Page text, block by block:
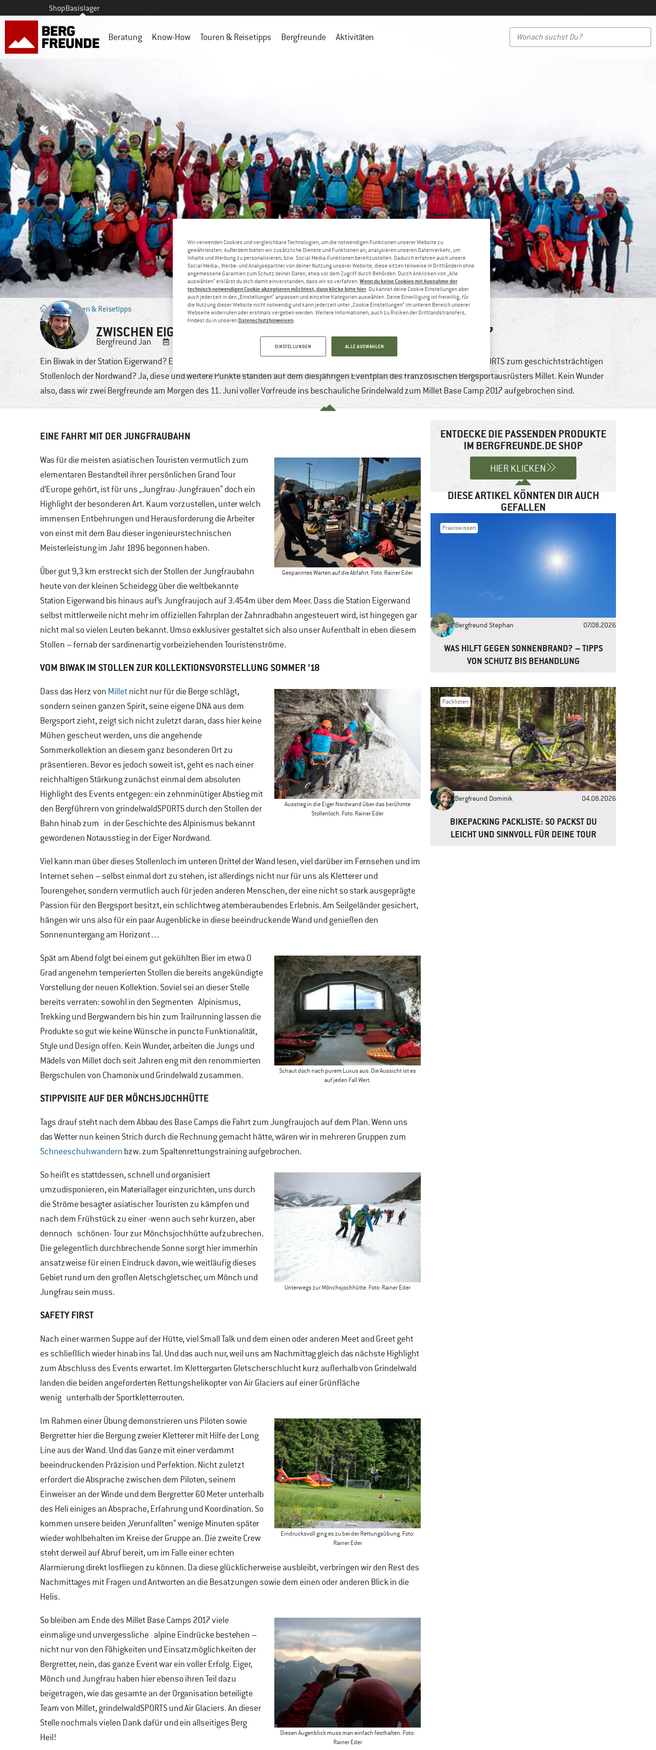
ShopBasislager
Beratung Know-How Touren & Reisetipps Bergfreunde Aktivitäten
Blog/Touren & Reisetipps
ZWISCHEN EIGER, MÖNCH UND JUNGFRAU – DAS MILLET BASE CAMP 2017
BergfreundJan
Bergsteigen & Hochtouren
Ein Biwak in der Station Eigerwand? Eine Kollektionsvorstellung im Herzen des Eiger? Mit den Bergführern von grindelwaldSPORTS zum geschichtsträchtigen
Stollenloch der Nordwand? Ja, diese und weitere Punkte standen auf dem diesjährigen Eventplan des französischen Bergsportausrüsters Millet. Kein Wunder
also, dass wir zwei Bergfreunde am Morgen des 11. Juni voller Vorfreude ins beschauliche Grindelwald zum Millet Base Camp 2017 aufgebrochen sind.
EINE FAHRT MIT DER JUNGFRAUBAHN
Gespanntes Warten auf die Abfahrt. Foto: Rainer Eder
Was für die meisten asiatischen Touristen vermutlich zum
elementaren Bestandteil ihrer persönlichen Grand Tour
d’Europe gehört, ist für uns „Jungfrau-Jungfrauen“ doch ein
Highlight der besonderen Art. Kaum vorzustellen, unter welch
immensen Entbehrungen und Herausforderung die Arbeiter
von einst mit dem Bau dieser ingenieurstechnischen
Meisterleistung im Jahr 1896 begonnen haben.
Über gut 9,3 km erstreckt sich der Stollen der Jungfraubahn
heute von der kleinen Scheidegg über die weltbekannte
Station Eigerwand bis hinaus auf’s Jungfraujoch auf 3.454m über dem Meer. Dass die Station Eigerwand
selbst mittlerweile nicht mehr im offiziellen Fahrplan der Zahnradbahn angesteuert wird, ist hingegen gar
nicht mal so vielen Leuten bekannt. Umso exklusiver gestaltet sich also unser Aufenthalt in eben diesem
Stollen – fernab der sardinenartig vorbeiziehenden Touristenströme.
VOM BIWAK IM STOLLEN ZUR KOLLEKTIONSVORSTELLUNG SOMMER ’18
Ausstieg in die Eiger Nordwand über das berühmte
Stollenloch. Foto: Rainer Eder
Dass das Herz von Millet nicht nur für die Berge schlägt,
sondern seinen ganzen Spirit, seine eigene DNA aus dem
Bergsport zieht, zeigt sich nicht zuletzt daran, dass hier keine
Mühen gescheut werden, uns die angehende
Sommerkollektion an diesem ganz besonderen Ort zu
präsentieren. Bevor es jedoch soweit ist, geht es nach einer
reichhaltigen Stärkung zunächst einmal dem absoluten
Highlight des Events entgegen: ein zehnminütiger Abstieg mit
den Bergführern von grindelwaldSPORTS durch den Stollen der
Bahn hinab zum in der Geschichte des Alpinismus bekannt
gewordenen Notausstieg in der Eiger Nordwand.
Viel kann man über dieses Stollenloch im unteren Drittel der Wand lesen, viel darüber im Fernsehen und im
Internet sehen – selbst einmal dort zu stehen, ist allerdings nicht nur für uns als Kletterer und
Tourengeher, sondern vermutlich auch für jeden anderen Menschen, der eine nicht so stark ausgeprägte
Passion für den Bergsport besitzt, ein schlichtweg atemberaubendes Erlebnis. Am Seilgeländer gesichert,
hängen wir uns also für ein paar Augenblicke in diese beeindruckende Wand und genießen den
Sonnenuntergang am Horizont…
Schaut doch nach purem Luxus aus. Die Aussicht ist es
auf jeden Fall Wert.
Spät am Abend folgt bei einem gut gekühlten Bier im etwa 0
Grad angenehm temperierten Stollen die bereits angekündigte
Vorstellung der neuen Kollektion. Soviel sei an dieser Stelle
bereits verraten: sowohl in den Segmenten Alpinismus,
Trekking und Bergwandern bis hin zum Trailrunning lassen die
Produkte so gut wie keine Wünsche in puncto Funktionalität,
Style und Design offen. Kein Wunder, arbeiten die Jungs und
Mädels von Millet doch seit Jahren eng mit den renommierten
Bergschulen von Chamonix und Grindelwald zusammen.
STIPPVISITE AUF DER MÖNCHSJOCHHÜTTE
Tags drauf steht nach dem Abbau des Base Camps die Fahrt zum Jungfraujoch auf dem Plan. Wenn uns
das Wetter nun keinen Strich durch die Rechnung gemacht hätte, wären wir in mehreren Gruppen zum
Schneeschuhwandern bzw. zum Spaltenrettungstraining aufgebrochen.
Unterwegs zur Mönchsjochhütte. Foto: Rainer Eder
So heißt es stattdessen, schnell und organisiert
umzudisponieren, ein Materiallager einzurichten, uns durch
die Ströme besagter asiatischer Touristen zu kämpfen und
nach dem Frühstück zu einer -wenn auch sehr kurzen, aber
dennoch schönen- Tour zur Mönchsjochhütte aufzubrechen.
Die gelegentlich durchbrechende Sonne sorgt hier immerhin
ansatzweise für einen Eindruck davon, wie weitläufig dieses
Gebiet rund um den großen Aletschgletscher, um Mönch und
Jungfrau sein muss.
SAFETY FIRST
Nach einer warmen Suppe auf der Hütte, viel Small Talk und dem einen oder anderen Meet and Greet geht
es schließlich wieder hinab ins Tal. Und das auch nur, weil uns am Nachmittag gleich das nächste Highlight
zum Abschluss des Events erwartet. Im Klettergarten Gletscherschlucht kurz außerhalb von Grindelwald
landen die beiden angeforderten Rettungshelikopter von Air Glaciers auf einer Grünfläche
wenig unterhalb der Sportkletterrouten.
Eindrucksvoll ging es zu bei der Rettungsübung. Foto:
Rainer Eder
Im Rahmen einer Übung demonstrieren uns Piloten sowie
Bergretter hier die Bergung zweier Kletterer mit Hilfe der Long
Line aus der Wand. Und das Ganze mit einer verdammt
beeindruckenden Präzision und Perfektion. Nicht zuletzt
erfordert die Absprache zwischen dem Piloten, seinem
Einweiser an der Winde und dem Bergretter 60 Meter unterhalb
des Heli einiges an Absprache, Erfahrung und Koordination. So
kommen unsere beiden „Verunfallten“ wenige Minuten später
wieder wohlbehalten im Kreise der Gruppe an. Die zweite Crew
steht derweil auf Abruf bereit, um im Falle einer echten
Alarmierung direkt losfliegen zu können. Da diese glücklicherweise ausbleibt, verbringen wir den Rest des
Nachmittages mit Fragen und Antworten an die Besatzungen sowie dem einen oder anderen Blick in die
Helis.
Diesen Augenblick muss man einfach festhalten. Foto:
Rainer Eder
So bleiben am Ende des Millet Base Camps 2017 viele
einmalige und unvergessliche alpine Eindrücke bestehen –
nicht nur von den Fähigkeiten und Einsatzmöglichkeiten der
Bergretter, nein, das ganze Event war ein voller Erfolg. Eiger,
Mönch und Jungfrau haben hier ebenso ihren Teil dazu
beigetragen, wie das gesamte an der Organisation beteiligte
Team von Millet, grindelwaldSPORTS und Air Glaciers. An dieser
Stelle nochmals vielen Dank dafür und ein allseitiges Berg
Heil!
ENTDECKE DIE PASSENDEN PRODUKTE
IM BERGFREUNDE.DE SHOP
HIER KLICKEN
DIESE ARTIKEL KÖNNTEN DIR AUCH
GEFALLEN
Praxiswissen
Bergfreund Stephan 07.08.2026
WAS HILFT GEGEN SONNENBRAND? – TIPPS
VON SCHUTZ BIS BEHANDLUNG
Packlisten
Bergfreund Dominik 04.08.2026
BIKEPACKING PACKLISTE: SO PACKST DU
LEICHT UND SINNVOLL FÜR DEINE TOUR
Wir verwenden Cookies und vergleichbare Technologien, um die notwendigen Funktionen unserer Website zu
gewährleisten. Außerdem bieten wir zusätzliche Dienste und Funktionen an, analysieren unseren Datenverkehr, um
Inhalte und Werbung zu personalisieren, bzw. Social Media-Funktionen bereitzustellen. Dadurch erfahren auch unsere
Social Media-, Werbe- und Analysepartner von deiner Nutzung unserer Website; diese sitzen teilweise in Drittländern ohne
angemessene Garantien zum Schutz deiner Daten, etwa vor dem Zugriff durch Behörden. Durch Anklicken von „Alle
auswählen“ erklärst du dich damit einverstanden, dass wir so verfahren. Wenn du keine Cookies mit Ausnahme der
technisch notwendigen Cookie akzeptieren möchtest, dann klicke bitte hier. Du kannst deine Cookie Einstellungen aber
auch jederzeit in den „Einstellungen“ anpassen und einzelne Kategorien auswählen. Deine Einwilligung ist freiwillig, für
die Nutzung dieser Website nicht notwendig und kann jederzeit unter „Cookie Einstellungen“ im unteren Bereich unserer
Webseite widerrufen oder erstmals vergeben werden. Weitere Informationen, auch zu Risiken der Drittlandstransfers,
findest du in unseren Datenschutzhinweisen.
EINSTELLUNGEN ALLE AUSWÄHLEN